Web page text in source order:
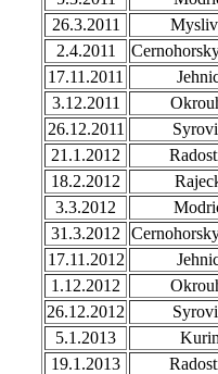
26.3.2011
2.4.2011
17.11.2011
3.12.2011
26.12.2011
21.1.2012
18.2.2012
3.3.2012
31.3.2012
17.11.2012
1.12.2012
26.12.2012
5.1.2013
19.1.2013